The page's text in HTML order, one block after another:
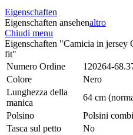
Eigenschaften
Eigenschaften ansehenaltro
Chiudi menu
Eigenschaften "Camicia in
fit"
Numero Ordine
120264-
Colore
Nero
Lunghezza della
manica
64 cm
Polsino
Polsini
Tasca sul petto
No